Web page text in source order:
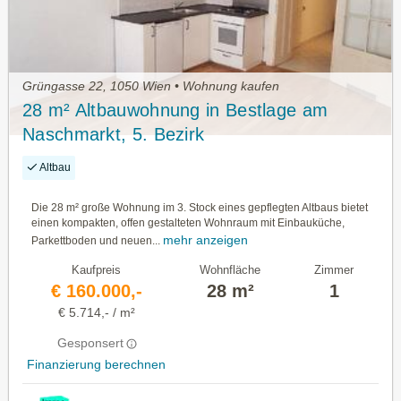
Grüngasse 22, 1050 Wien • Wohnung kaufen
28 m² Altbauwohnung in Bestlage am
Naschmarkt, 5. Bezirk
Altbau
Die 28 m² große Wohnung im 3. Stock eines gepflegten Altbaus bietet
einen kompakten, offen gestalteten Wohnraum mit Einbauküche,
Parkettboden und neuen... mehr anzeigen
Kaufpreis
€ 160.000,-
€ 5.714,- / m²
Gesponsert
Finanzierung berechnen
Wohnfläche
28 m²
Zimmer
1